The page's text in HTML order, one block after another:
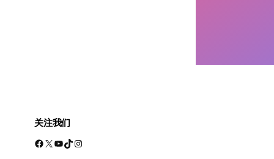
关注我们
Facebook X YouTube TikTok Instagram